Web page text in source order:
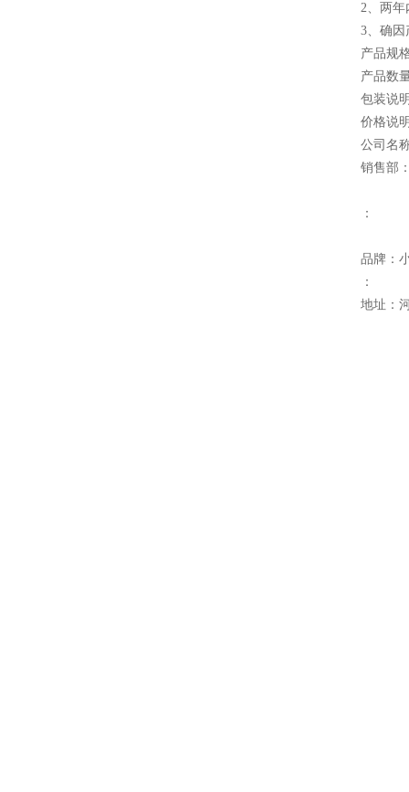
2、两年
3、确因
产品规
产品数
包装说
价格说
公司名
销售部
：
品牌：
：
地址：